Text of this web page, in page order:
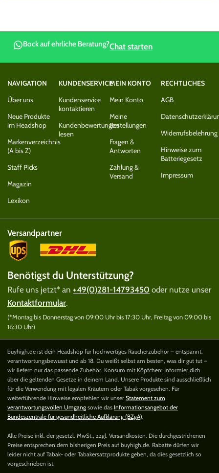
Bock auf ehrliche Beratung?Chat starten
NAVIGATION
Über uns
Neue Produkte
im Headshop
Markenverzeichnis
(A bis Z)
Staff Picks
Magazin
Lexikon
KUNDENSERVICE
Kundenservice
kontaktieren
Kundenbewertungen
lesen
MEIN KONTO
Mein Konto
Meine
Bestellungen
Fragen &
Antworten
Zahlung &
Versand
RECHTLICHES
AGB
Widerrufsbelehrung
Hinweise zum
Batteriegesetz
Impressum
Versandpartner
Benötigst du Unterstützung?
Rufe uns jetzt* an +49(0)281-14793450 oder nutze unser
Kontaktformular.
(*Montag bis Donnerstag von 09:00 Uhr bis 17:30 Uhr, Freitag von 09:00 bis
16:30 Uhr)
buyhigh.de ist dein Headshop für hochwertiges Raucherzubehör – entspannt,
verantwortungsbewusst und ab 18. Du weißt selbst am besten, was dir gut tut –
wir liefern nur das passende Zubehör. Konsum mit Köpfchen: Informier dich
über die geltenden Gesetze in deinem Land. Unsere Produkte sind ausschließlich
für die Verwendung mit legalen Kräutern oder Tabak vorgesehen. Für
weiterführende Hinweise empfehlen wir unser Statement zum
verantwortungsvollen Umgang sowie das Informationsangebot der
Bundeszentrale für gesundheitliche Aufklärung (BZgA).
Alle Preise inkl. der gesetzl. MwSt., zzgl. Versandkosten. Die durchgestrichenen
Preise entsprechen dem bisherigen Preis auf buyhigh.de. Rabatte dürfen wir
leider nicht auf Tabak- oder Tabakersatzprodukte geben, da dies gesetzlich so
vorgeschrieben ist.